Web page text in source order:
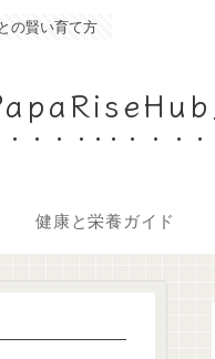
の賢い育て方
健康と栄養ガイド